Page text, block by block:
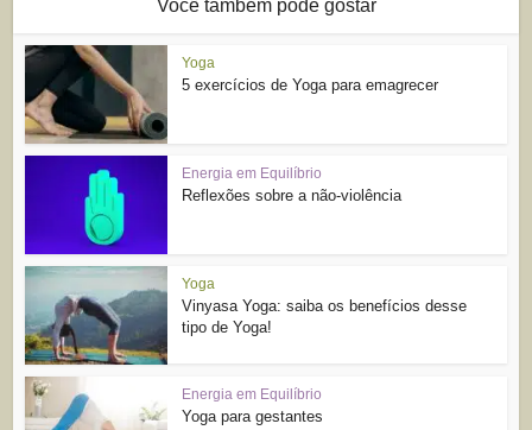
Você também pode gostar
Yoga
5 exercícios de Yoga para emagrecer
Energia em Equilíbrio
Reflexões sobre a não-violência
Yoga
Vinyasa Yoga: saiba os benefícios desse
tipo de Yoga!
Energia em Equilíbrio
Yoga para gestantes